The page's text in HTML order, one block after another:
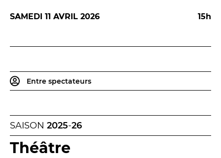
ADMINISTRATION 04 93 13 90 90
#tnn06
SAMEDI 11 AVRIL 2026 15h
Entre spectateurs
SAISON 2025-26
Théâtre